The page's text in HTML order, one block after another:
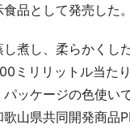
品として発売した。
煮し、柔らかくし
ミリリットル当た
パッケージの色使い
歌山県共同開発商品